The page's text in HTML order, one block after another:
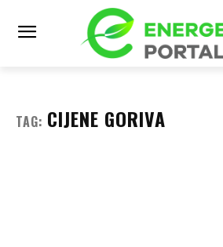
TAG: CIJENE GORIVA